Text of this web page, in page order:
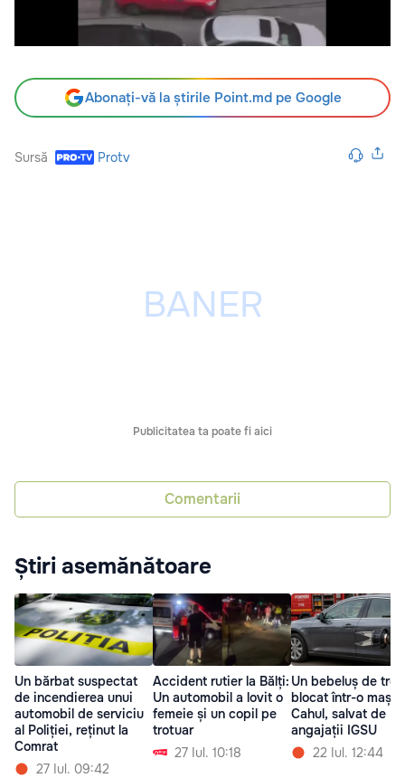
Abonați-vă la știrile Point.md pe Google
Sursă Protv
Publicitatea ta poate fi aici
Comentarii
Știri asemănătoare
Un bărbat suspectat
de incendierea unui
automobil de serviciu
al Poliției, reținut la
Comrat
27 Iul. 09:42
Accident rutier la Bălți:
Un automobil a lovit o
femeie și un copil pe
trotuar
27 Iul. 10:18
Un bebeluș de trei
blocat într-o
Cahul, salvat de
angajații IGSU
22 Iul. 12:44